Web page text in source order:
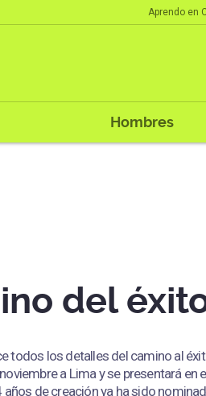
Aprendo en
Hombres
del
todos los detalles del camino al
a Lima y se presentará en
años de creación ya ha sido